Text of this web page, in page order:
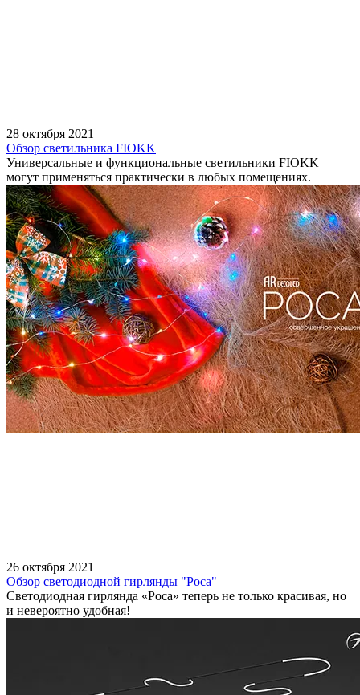
28 октября 2021
Обзор светильника FIOKK
Универсальные и функциональные светильники FIOKK
могут применяться практически в любых помещениях.
26 октября 2021
Обзор светодиодной гирлянды "Роса"
Светодиодная гирлянда «Роса» теперь не только красивая, но
и невероятно удобная!